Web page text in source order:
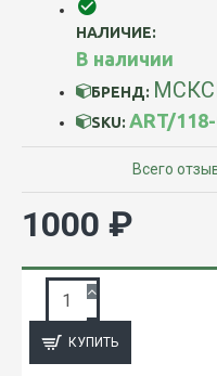
НАЛИЧИЕ:
В наличии
БРЕНД:
SKU: ART/
Всего
1000 ₽
КУПИТЬ